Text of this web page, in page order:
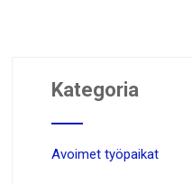
Kategoria
Avoimet työpaikat